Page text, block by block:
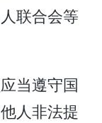
联合会等
当遵守国
人非法提